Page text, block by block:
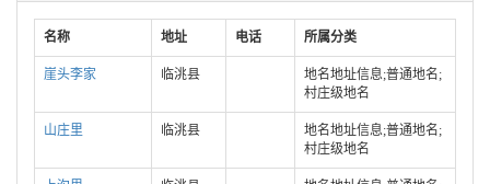
名称 地址 电话 所属分类
崖头李家 临洮县
地名地址信息;普通地名;
村庄级地名
山庄里 临洮县
地名地址信息;普通地名;
村庄级地名